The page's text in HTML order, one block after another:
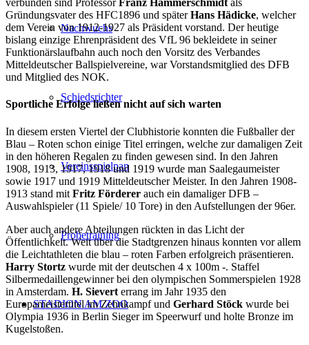
Nachwuchs
Schiedsrichter
Vereinsspielpan
Probetraining
STADION AM ZOO
verbunden sind ProfessorFranz Hammerschmidt als
Gründungsvater des HFC1896 und späterHans Hädicke, welcher
dem Verein von 1912-1927 als Präsident vorstand. Der heutige
bislang einzige Ehrenpräsident des VfL 96 bekleidete in seiner
Funktionärslaufbahn auch noch den Vorsitz des Verbandes
Mitteldeutscher Ballspielvereine, war Vorstandsmitglied des DFB
und Mitglied des NOK.
Sportliche Erfolge ließen nicht auf sich warten
In diesem ersten Viertel der Clubhistorie konnten die Fußballer der
Blau – Roten schon einige Titel erringen, welche zur damaligen Zeit
in den höheren Regalen zu finden gewesen sind. In den Jahren
1908, 1913, 1917, 1918 und 1919 wurde man Saalegaumeister
sowie 1917 und 1919 Mitteldeutscher Meister. In den Jahren 1908-
1913 stand mit Fritz Förderer auch ein damaliger DFB –
Auswahlspieler (11 Spiele/ 10 Tore) in den Aufstellungen der 96er.
Aber auch andere Abteilungen rückten in das Licht der
Öffentlichkeit. Weit über die Stadtgrenzen hinaus konnten vor allem
die Leichtathleten die blau – roten Farben erfolgreich präsentieren.
Harry Stortz wurde mit der deutschen 4 x 100m -. Staffel
Silbermedaillengewinner bei den olympischen Sommerspielen 1928
in Amsterdam. H. Sievert errang im Jahr 1935 den
Europameistertitel im Zehnkampf und Gerhard Stöck wurde bei
Olympia 1936 in Berlin Sieger im Speerwurf und holte Bronze im
Kugelstoßen.